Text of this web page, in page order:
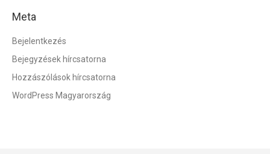
Meta
Bejelentkezés
Bejegyzések hírcsatorna
Hozzászólások hírcsatorna
WordPress Magyarország